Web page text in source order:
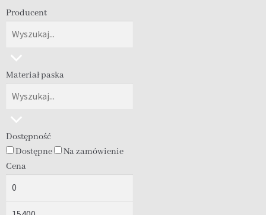
Producent
Materiał paska
Dostępność
Dostępne
Na zamówienie
Cena